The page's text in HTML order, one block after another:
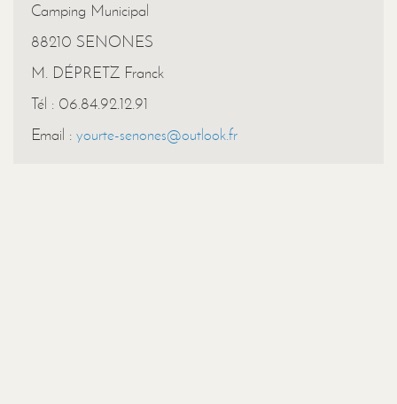
Camping Municipal
88210 SENONES
M. DÉPRETZ Franck
Tél : 06.84.92.12.91
Email : yourte-senones@outlook.fr